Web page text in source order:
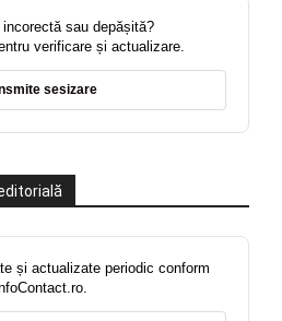
sau depășită?
verificare și actualizare.
sesizare
și actualizate periodic conform